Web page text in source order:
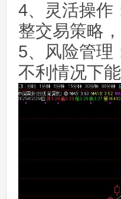
4、灵活操作
整交易策略
5、风险管理
不利情况下